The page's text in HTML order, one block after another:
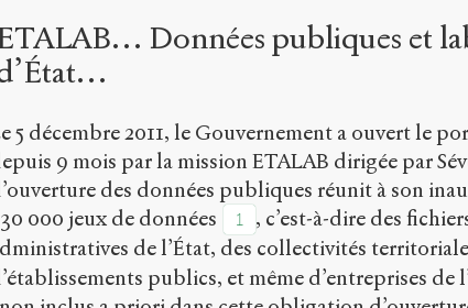
Données publiques et
5 décembre 2011, le Gouvernement a ouvert le
9 mois par la mission ETALAB dirigée par
des données publiques réunit à son
000 jeux de données
1
, c’est-à-dire des
de l’État, des collectivités
publics, et même d’entreprises de